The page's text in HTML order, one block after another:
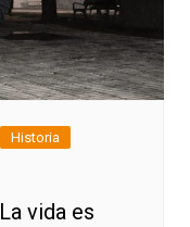
Historia
vida es